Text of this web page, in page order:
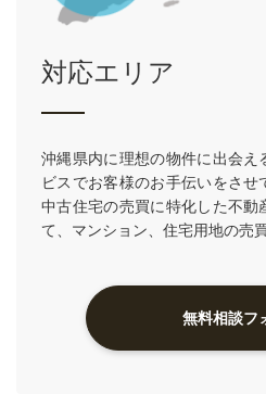
対応エリア
沖縄県内に理想の物件に出会え
ビスでお客様のお手伝いをさ
中古住宅の売買に特化した不動
て、マンション、住宅用地の売
無料相談フ